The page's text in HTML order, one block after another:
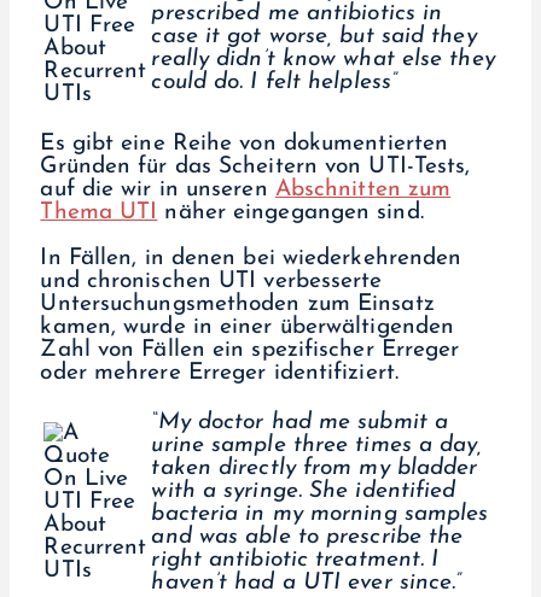
prescribed me antibiotics in
case it got worse, but said they
really didn’t know what else they
could do. I felt helpless”
Es gibt eine Reihe von dokumentierten
Gründen für das Scheitern von UTI-Tests,
auf die wir in unseren Abschnitten zum
Thema UTI näher eingegangen sind.
In Fällen, in denen bei wiederkehrenden
und chronischen UTI verbesserte
Untersuchungsmethoden zum Einsatz
kamen, wurde in einer überwältigenden
Zahl von Fällen ein spezifischer Erreger
oder mehrere Erreger identifiziert.
“My doctor had me submit a
urine sample three times a day,
taken directly from my bladder
with a syringe. She identified
bacteria in my morning samples
and was able to prescribe the
right antibiotic treatment. I
haven’t had a UTI ever since.”